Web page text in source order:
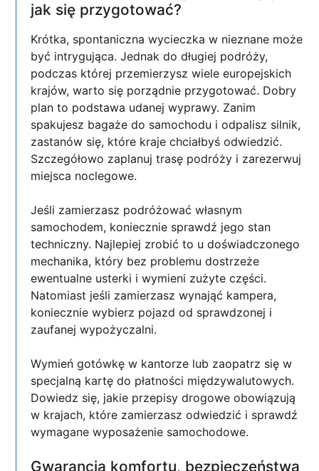
jak się przygotować?
Krótka, spontaniczna wycieczka w nieznane może
być intrygująca. Jednak do długiej podróży,
podczas której przemierzysz wiele europejskich
krajów, warto się porządnie przygotować. Dobry
plan to podstawa udanej wyprawy. Zanim
spakujesz bagaże do samochodu i odpalisz silnik,
zastanów się, które kraje chciałbyś odwiedzić.
Szczegółowo zaplanuj trasę podróży i zarezerwuj
miejsca noclegowe.
Jeśli zamierzasz podróżować własnym
samochodem, koniecznie sprawdź jego stan
techniczny. Najlepiej zrobić to u doświadczonego
mechanika, który bez problemu dostrzeże
ewentualne usterki i wymieni zużyte części.
Natomiast jeśli zamierzasz wynająć kampera,
koniecznie wybierz pojazd od sprawdzonej i
zaufanej wypożyczalni.
Wymień gotówkę w kantorze lub zaopatrz się w
specjalną kartę do płatności międzywalutowych.
Dowiedz się, jakie przepisy drogowe obowiązują
w krajach, które zamierzasz odwiedzić i sprawdź
wymagane wyposażenie samochodowe.
Gwarancja komfortu, bezpieczeństwa